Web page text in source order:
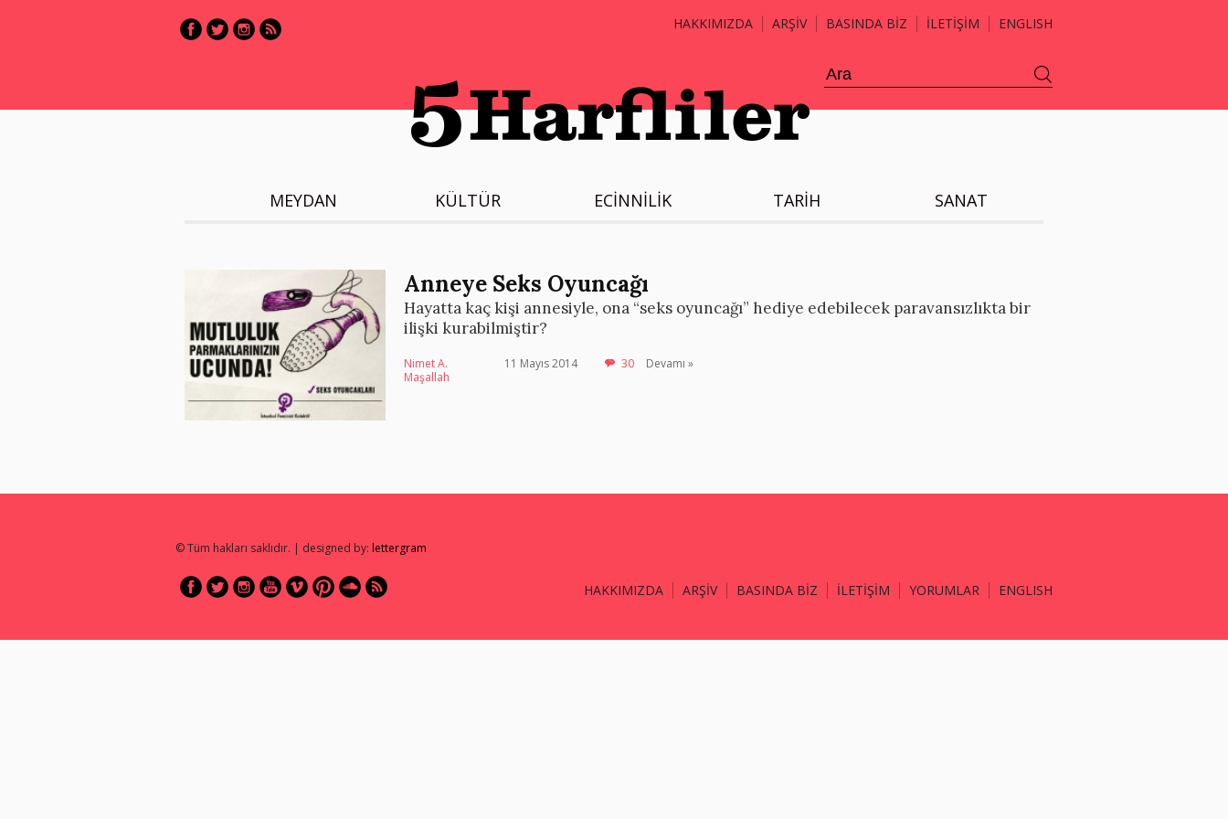
HAKKIMIZDA ARŞİV BASINDA BİZ İLETİŞİM ENGLISH
MEYDAN KÜLTÜR ECİNNİLİK TARİH SANAT
Anneye Seks Oyuncağı
Hayatta kaç kişi annesiyle, ona “seks oyuncağı” hediye edebilecek paravansızlıkta bir
ilişki kurabilmiştir?
Nimet A.
Maşallah
11 Mayıs 2014 30 Devamı »
© Tüm hakları saklıdır. | designed by: lettergram
HAKKIMIZDA ARŞİV BASINDA BİZ İLETİŞİM YORUMLAR ENGLISH